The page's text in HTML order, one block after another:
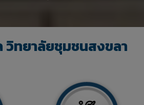
วิทยาลัยชุมชนสงขลา